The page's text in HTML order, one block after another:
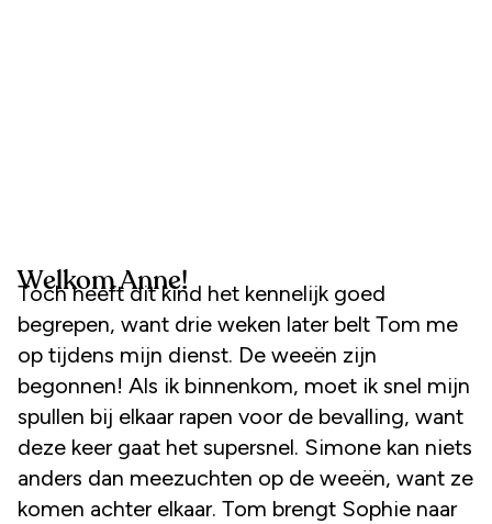
Welkom Anne!
Toch heeft dit kind het kennelijk goed
begrepen, want drie weken later belt Tom me
op tijdens mijn dienst. De weeën zijn
begonnen! Als ik binnenkom, moet ik snel mijn
spullen bij elkaar rapen voor de bevalling, want
deze keer gaat het supersnel. Simone kan niets
anders dan meezuchten op de weeën, want ze
komen achter elkaar. Tom brengt Sophie naar